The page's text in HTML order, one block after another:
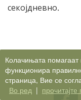
секојдневно.
Колачињата
функционира
страница, Вие се
Во ред | прочитајте